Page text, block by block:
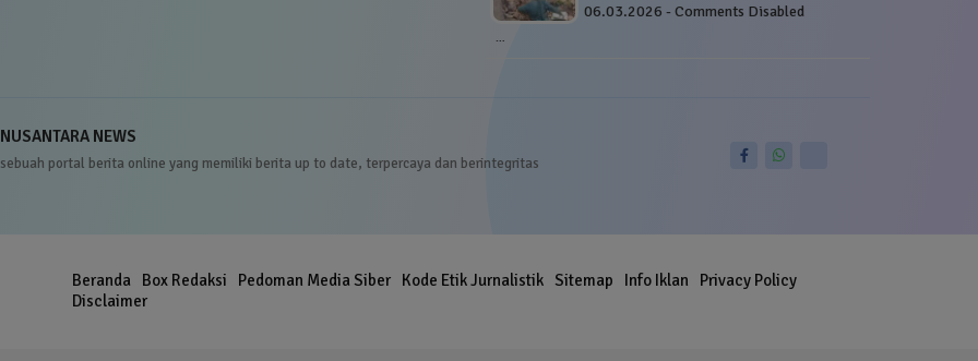
06.03.2026 - Comments Disabled
…
NUSANTARA NEWS
sebuah portal berita online yang memiliki berita up to date, terpercaya dan berintegritas
Beranda Box Redaksi Pedoman Media Siber Kode Etik Jurnalistik Sitemap Info Iklan
Privacy Policy
Disclaimer